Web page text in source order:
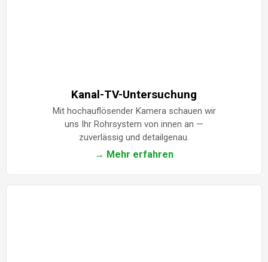
Kanal-TV-Untersuchung
Mit hochauflösender Kamera schauen wir
uns Ihr Rohrsystem von innen an —
zuverlässig und detailgenau.
→ Mehr erfahren